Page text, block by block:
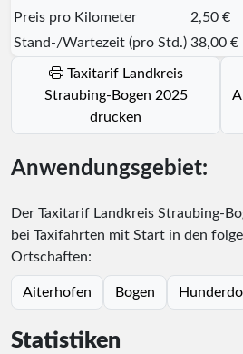
Preis pro Kilometer
2,50 €
Stand-/Wartezeit (pro Std.) 38,00 €
Taxitarif Landkreis
Straubing-Bogen 2025
drucken
Anwendungsgebiet:
Der Taxitarif Landkreis Straubing-
bei Taxifahrten mit Start in den
Ortschaften:
Aiterhofen Bogen
Statistiken